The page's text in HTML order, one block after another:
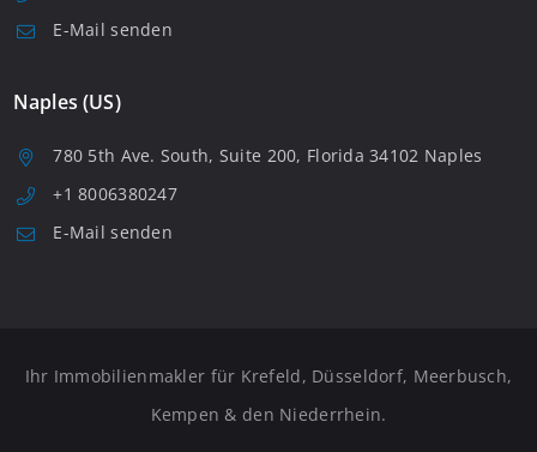
E-Mail senden
Naples (US)
780 5th Ave. South, Suite 200, Florida 34102 Naples
+1 8006380247
E-Mail senden
Ihr Immobilienmakler für Krefeld, Düsseldorf, Meerbusch,
Kempen & den Niederrhein.